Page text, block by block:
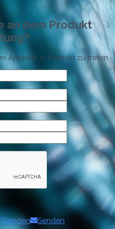
an dem Produkt
Anbieter in Kontakt zu treten.
Senden
Senden